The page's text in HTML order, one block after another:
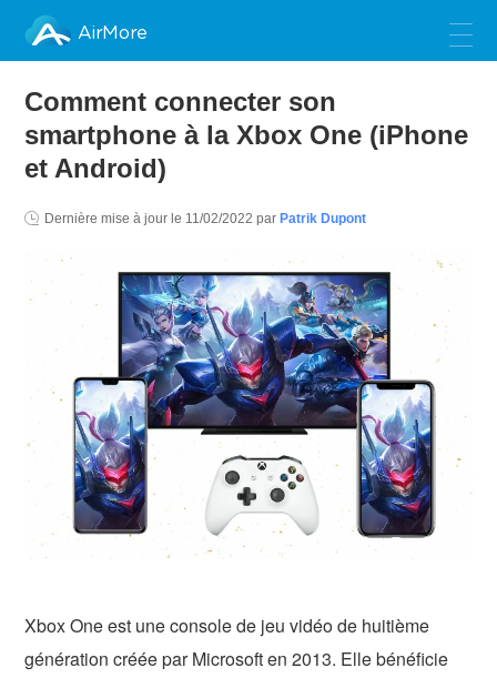
AirMore
Comment connecter son
smartphone à la Xbox One (iPhone
et Android)
Dernière mise à jour le 11/02/2022 par Patrik Dupont
Xbox One est une console de jeu vidéo de huitième
génération créée par Microsoft en 2013. Elle bénéficie